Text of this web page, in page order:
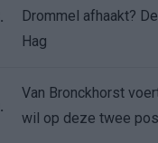
Drommel afhaakt?
Hag
Van Bronckhorst
wil op deze twee